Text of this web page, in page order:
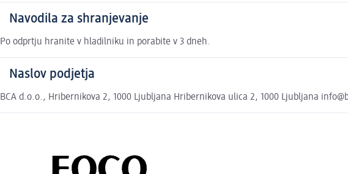
Navodila za shranjevanje
Po odprtju hranite v hladilniku in porabite v 3 dneh.
Naslov podjetja
BCA d.o.o., Hribernikova 2, 1000 Ljubljana Hribernikova ulica 2, 1000 Ljubljana